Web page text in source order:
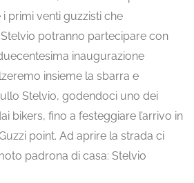
i primi venti guzzisti che
potranno partecipare con
inaugurazione
insieme la sbarra e
Stelvio, godendoci uno dei
bikers, fino a festeggiare l’arrivo in
point. Ad aprire la strada ci
padrona di casa: Stelvio